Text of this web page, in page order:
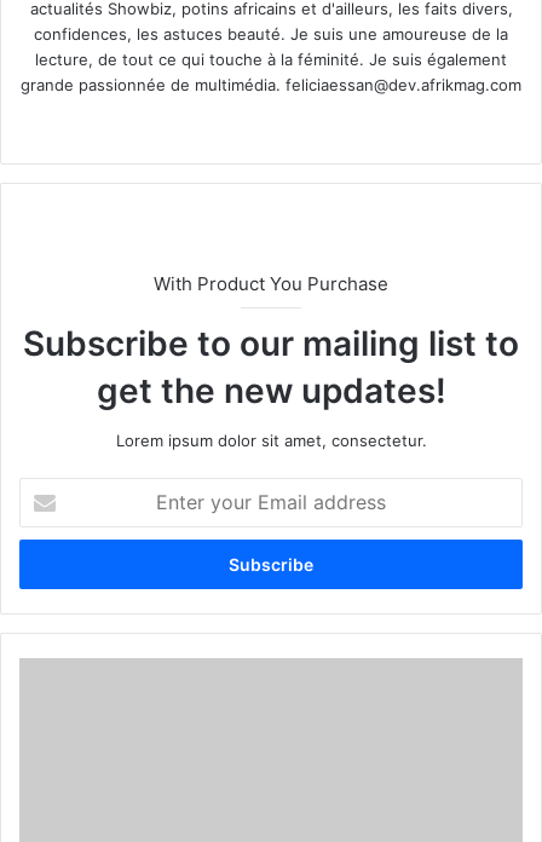
actualités Showbiz, potins africains et d'ailleurs, les faits divers,
confidences, les astuces beauté. Je suis une amoureuse de la
lecture, de tout ce qui touche à la féminité. Je suis également
grande passionnée de multimédia. feliciaessan@dev.afrikmag.com
te
With Product You Purchase
Subscribe to our mailing list to
get the new updates!
Lorem ipsum dolor sit amet, consectetur.
t
r
y